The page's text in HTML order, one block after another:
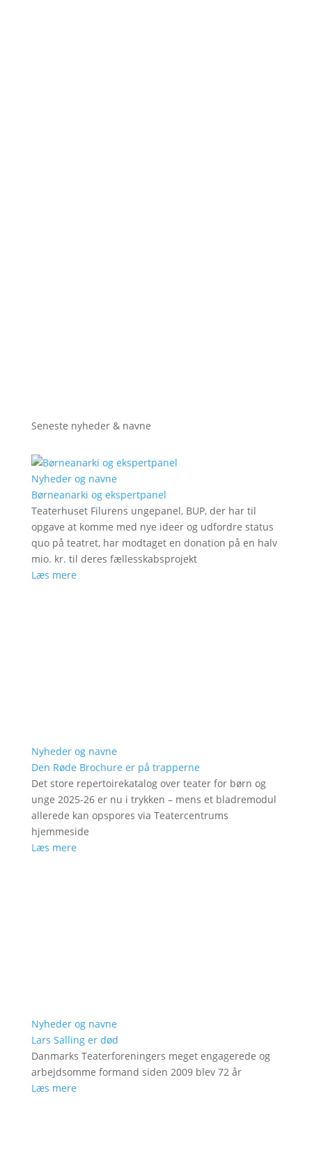
Seneste nyheder & navne
Nyheder og navne
Børneanarki og ekspertpanel
Teaterhuset Filurens ungepanel, BUP, der har til
opgave at komme med nye ideer og udfordre status
quo på teatret, har modtaget en donation på en halv
mio. kr. til deres fællesskabsprojekt
Læs mere
Nyheder og navne
Den Røde Brochure er på trapperne
Det store repertoirekatalog over teater for børn og
unge 2025-26 er nu i trykken – mens et bladremodul
allerede kan opspores via Teatercentrums
hjemmeside
Læs mere
Nyheder og navne
Lars Salling er død
Danmarks Teaterforeningers meget engagerede og
arbejdsomme formand siden 2009 blev 72 år
Læs mere